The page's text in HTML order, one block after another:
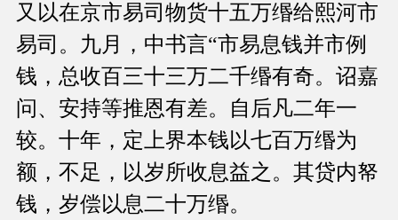
又以在京市易司物货十五万缗给熙河市
易司。九月，中书言“市易息钱并市例
钱，总收百三十三万二千缗有奇。诏嘉
问、安持等推恩有差。自后凡二年一
较。十年，定上界本钱以七百万缗为
额，不足，以岁所收息益之。其贷内帑
钱，岁偿以息二十万缗。